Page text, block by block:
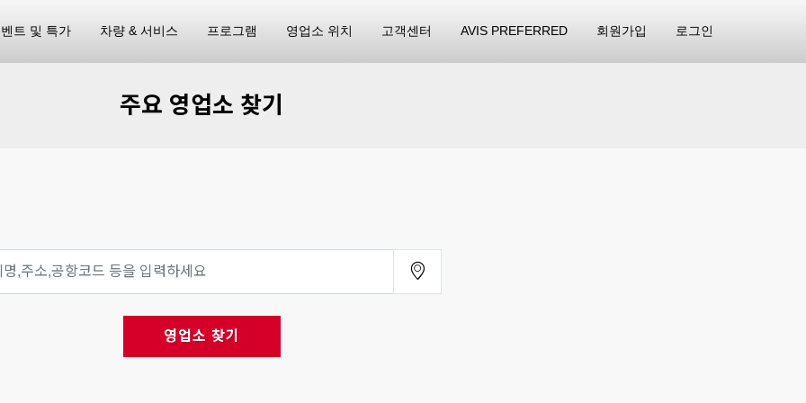
트 및 특가 차량 & 서비스 프로그램 영업소 위치 고객센터 AVIS PREFERRED 회원가입 로그인
주요 영업소 찾기
영업소 찾기